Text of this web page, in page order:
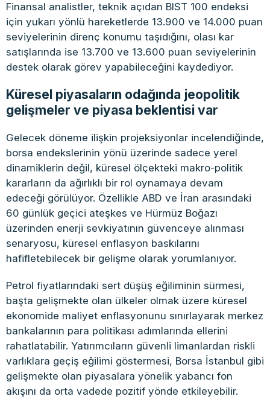
Finansal analistler, teknik açıdan BIST 100 endeksi
için yukarı yönlü hareketlerde 13.900 ve 14.000 puan
seviyelerinin direnç konumu taşıdığını, olası kar
satışlarında ise 13.700 ve 13.600 puan seviyelerinin
destek olarak görev yapabileceğini kaydediyor.
Küresel piyasaların odağında jeopolitik
gelişmeler ve piyasa beklentisi var
Gelecek döneme ilişkin projeksiyonlar incelendiğinde,
borsa endekslerinin yönü üzerinde sadece yerel
dinamiklerin değil, küresel ölçekteki makro-politik
kararların da ağırlıklı bir rol oynamaya devam
edeceği görülüyor. Özellikle ABD ve İran arasındaki
60 günlük geçici ateşkes ve Hürmüz Boğazı
üzerinden enerji sevkiyatının güvenceye alınması
senaryosu, küresel enflasyon baskılarını
hafifletebilecek bir gelişme olarak yorumlanıyor.
Petrol fiyatlarındaki sert düşüş eğiliminin sürmesi,
başta gelişmekte olan ülkeler olmak üzere küresel
ekonomide maliyet enflasyonunu sınırlayarak merkez
bankalarının para politikası adımlarında ellerini
rahatlatabilir. Yatırımcıların güvenli limanlardan riskli
varlıklara geçiş eğilimi göstermesi, Borsa İstanbul gibi
gelişmekte olan piyasalara yönelik yabancı fon
akışını da orta vadede pozitif yönde etkileyebilir.